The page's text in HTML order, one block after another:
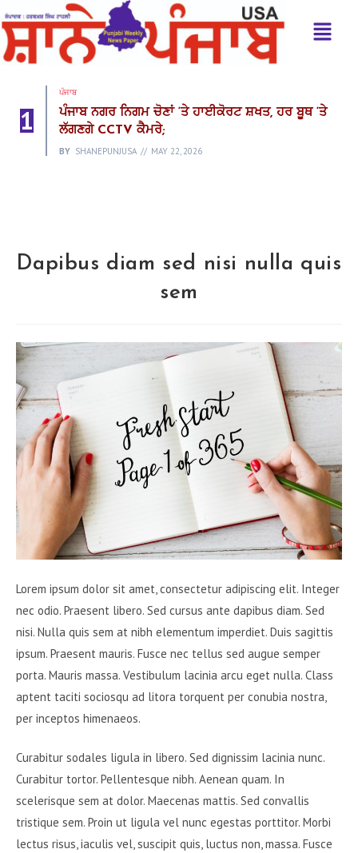
1
ਪੰਜਾਬ
ਪੰਜਾਬ ਨਗਰ ਨਿਗਮ ਚੋਣਾਂ ‘ਤੇ ਹਾਈਕੋਰਟ ਸ਼ਖਤ, ਹਰ ਬੂਥ ‘ਤੇ
ਲੱਗਣਗੇ CCTV ਕੈਮਰੇ;
BY SHANEPUNJUSA MAY 22, 2026
Dapibus diam sed nisi nulla quis
sem
Lorem ipsum dolor sit amet, consectetur adipiscing elit. Integer
nec odio. Praesent libero. Sed cursus ante dapibus diam. Sed
nisi. Nulla quis sem at nibh elementum imperdiet. Duis sagittis
ipsum. Praesent mauris. Fusce nec tellus sed augue semper
porta. Mauris massa. Vestibulum lacinia arcu eget nulla. Class
aptent taciti sociosqu ad litora torquent per conubia nostra,
per inceptos himenaeos.
Curabitur sodales ligula in libero. Sed dignissim lacinia nunc.
Curabitur tortor. Pellentesque nibh. Aenean quam. In
scelerisque sem at dolor. Maecenas mattis. Sed convallis
tristique sem. Proin ut ligula vel nunc egestas porttitor. Morbi
lectus risus, iaculis vel, suscipit quis, luctus non, massa. Fusce